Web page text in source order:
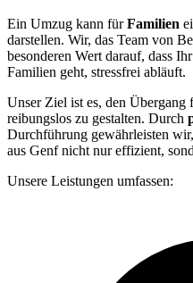
Ein Umzug kann fürFamilien
darstellen. Wir, das Team von
besonderen Wert darauf, dass
Familien geht, stressfrei abläuft.
Unser Ziel ist es, den
reibungslos zu gestalten. Durch
Durchführung gewährleisten
aus Genf nicht nur effizient,
Unsere Leistungen umfassen: